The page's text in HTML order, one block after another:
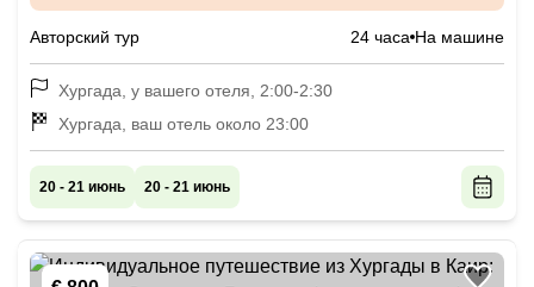
Авторский тур 24 часа На машине
Хургада, у вашего отеля, 2:00-2:30
Хургада, ваш отель около 23:00
20 - 21 июнь 20 - 21 июнь